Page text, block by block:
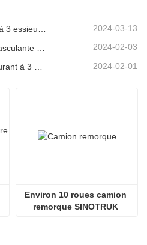
Semi-remorque réfrigérée à 3 essieux vers l'Algérie 2024-03-13
2024-02-03
2024-02-01
Environ 10 roues camion
remorque SINOTRUK